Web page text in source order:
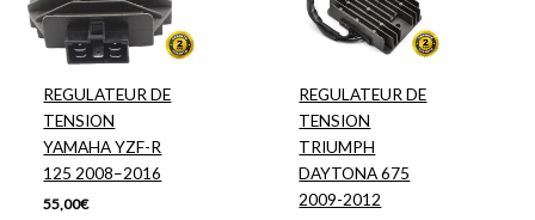
REGULATEUR DE
TENSION
YAMAHA YZF-R
125 2008–2016
55,00€
REGULATEUR DE
TENSION
TRIUMPH
DAYTONA 675
2009-2012